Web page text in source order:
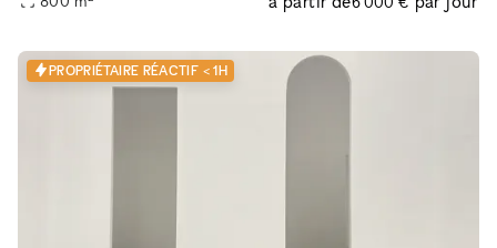
PROPRIÉTAIRE RÉACTIF < 1H